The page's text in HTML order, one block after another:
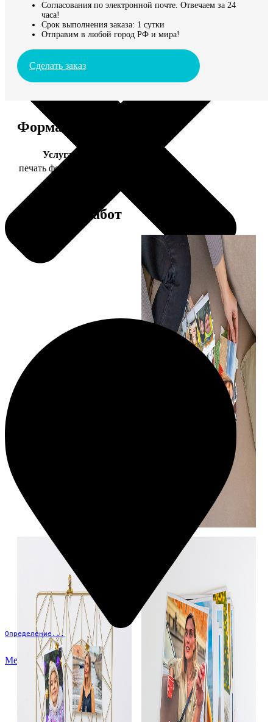
Определение...
Меню
Согласования по электронной почте. Отвечаем за 24
часа!
Срок выполнения заказа: 1 сутки
Отправим в любой город РФ и мира!
Сделать заказ
Форматы и цены
Услуга
печать фото 10х15
Примеры работ